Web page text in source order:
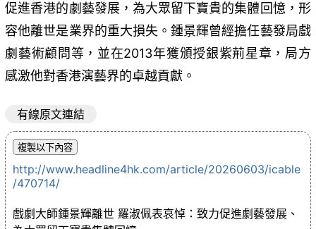
促進香港的劇藝發展，為大眾留下寶貴的集體回憶，形
容他離世是業界的重大損失。鍾景輝曾經擔任藝發局戲
劇藝術顧問等，並在2013年獲頒授銀紫荊星章，局方
感激他對香港演藝界的卓越貢獻。
有線原文連結
http://www.headline4hk.com/article/20260603/icable
/470714/
戲劇大師鍾景輝離世 羅淑佩表哀悼：致力促進劇藝發展、